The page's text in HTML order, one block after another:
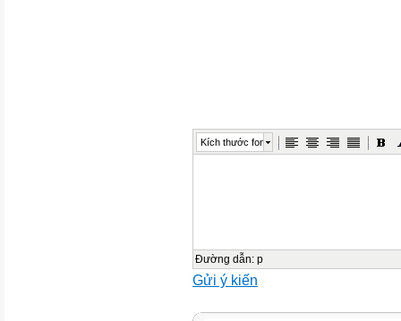
B
Kích thước font
Đường dẫn: p
Gửi ý kiến